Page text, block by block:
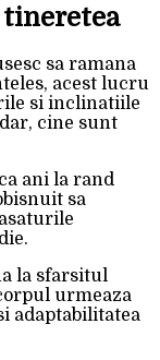
tineretea
sa ramana
acest lucru
si inclinatiile
cine sunt
ani la rand
sa
la sfarsitul
urmeaza
adaptabilitatea